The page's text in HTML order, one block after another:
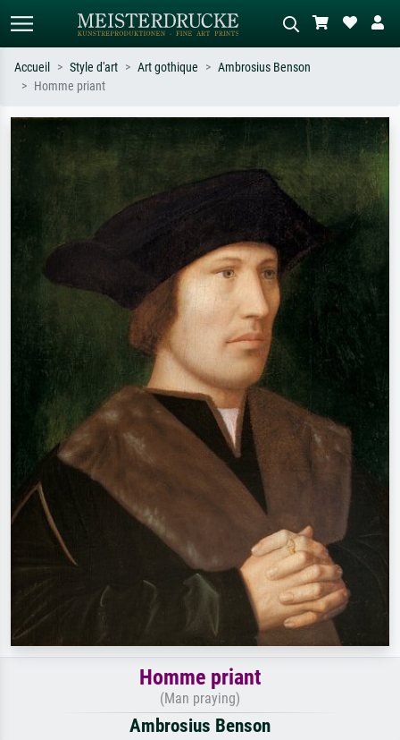
ex. Monet, Nuit étoilée,
impressionnisme, vague de Hokusai,
Décrivez la scène – ex. prairie verte,
abstrait avec beaucoup de rouge,
tableau sombre, nu debout près d'un
arbre.
Accueil Style d'art Art gothique
Ambrosius Benson
Homme priant
Homme priant
(Man praying)
Ambrosius Benson